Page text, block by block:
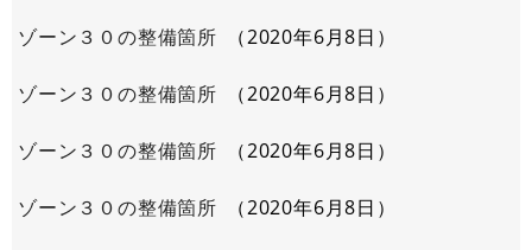
ゾーン３０の整備箇所 2020年6月8日
ゾーン３０の整備箇所 2020年6月8日
ゾーン３０の整備箇所 2020年6月8日
ゾーン３０の整備箇所 2020年6月8日